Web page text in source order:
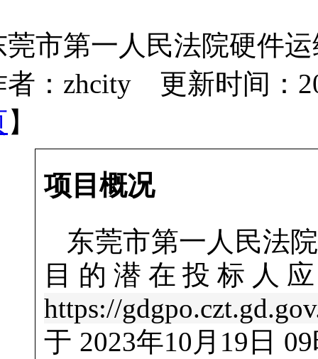
莞市第一人民法院硬件
者：zhcity 更新时间：
】
项目概况
东莞市第一人民法
目的潜在投标人
https://
于 2023年10月19日